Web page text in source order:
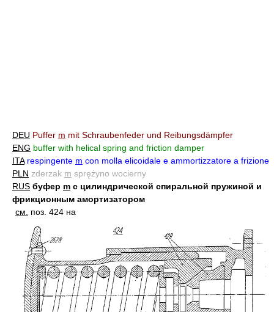
DEU Puffer m mit Schraubenfeder und Reibungsdämpfer
ENG buffer with helical spring and friction damper
ITA respingente m con molla elicoidale e ammortizzatore a frizione
PLN zderzak m sprężyno wocierny
RUS буфер m с цилиндрической спиральной пружиной и
фрикционным амортизатором
см.
поз. 424 на